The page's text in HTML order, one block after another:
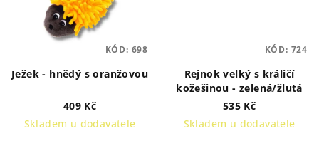
Ježek - hnědý s oranžovou
409 Kč
Skladem u dodavatele
KÓD: 698
Rejnok velký s králičí
kožešinou - zelená/žlutá
535 Kč
Skladem u dodavatele
KÓD: 724